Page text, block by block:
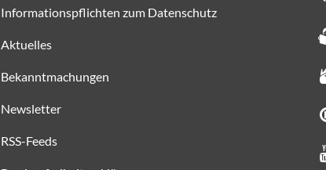
Informationspflichten zum Datenschutz
Aktuelles
Bekanntmachungen
Newsletter
RSS-Feeds